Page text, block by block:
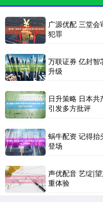
广源优配 三堂
犯罪
万联证券 亿封智
升级
日升策略 日本
引发多方批评
蜗牛配资 记得抬
登场
声优配音 艺绽|
重体验